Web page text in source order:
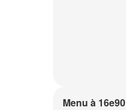
Menu à 16e90